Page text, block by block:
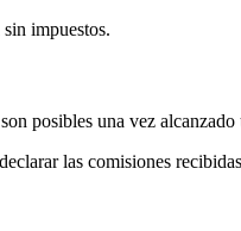
impuestos.
posibles una vez
las comisiones